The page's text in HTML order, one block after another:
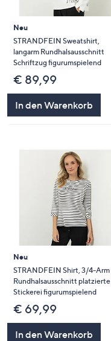
Neu
STRANDFEIN Sweatshirt,
langarm Rundhalsausschnitt
Schriftzug figurumspielend
€ 89,99
In den Warenkorb
Neu
STRANDFEIN Shirt, 3/4-Arm
Rundhalsausschnitt platzierte
Stickerei figurumspielend
€ 69,99
In den Warenkorb